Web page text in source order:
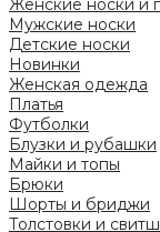
Женские носки и
Мужские носки
Детские носки
Новинки
Женская одежда
Платья
Футболки
Блузки и рубашки
Майки и топы
Брюки
Шорты и бриджи
Толстовки и